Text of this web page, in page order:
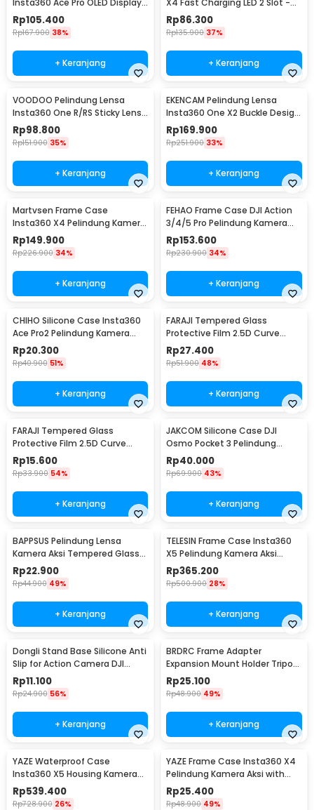
3 Slot - PRO-001
Rp105.400
Rp167.900 38%
+ Keranjang
CH2-X4-02
Rp86.300
Rp135.900 37%
+ Keranjang
VOODOO Pelindung Lensa
Insta360 One R/RS Sticky Lens
Guard Protector - VD105
Rp98.800
Rp151.900 35%
+ Keranjang
EKENCAM Pelindung Lensa
Insta360 One X2 Buckle Design
Lens Protector - KC120
Rp169.900
Rp251.900 33%
+ Keranjang
Martvsen Frame Case
Insta360 X4 Pelindung Kamera
Aksi Shockproof - MT-X4
Rp149.900
Rp226.900 34%
+ Keranjang
FEHAO Frame Case DJI Action
3/4/5 Pro Pelindung Kamera
Aksi Shockproof - F45
Rp153.600
Rp230.900 34%
+ Keranjang
CHIHO Silicone Case Insta360
Ace Pro2 Pelindung Kamera
Silikon - CH2
Rp20.300
Rp40.900 51%
+ Keranjang
FARAJI Tempered Glass
Protective Film 2.5D Curve
Insta360 Ace Pro2 - FR-25
Rp27.400
Rp51.900 48%
+ Keranjang
FARAJI Tempered Glass
Protective Film 2.5D Curve
Insta360 Ace Pro2 - FR-26
Rp15.600
Rp33.900 54%
+ Keranjang
JAKCOM Silicone Case DJI
Osmo Pocket 3 Pelindung
Kamera Silikon - JK-30
Rp40.000
Rp69.900 43%
+ Keranjang
BAPPSUS Pelindung Lensa
Kamera Aksi Tempered Glass
for Insta360 GO3s - BPS-30
Rp22.900
Rp44.900 49%
+ Keranjang
TELESIN Frame Case Insta360
X5 Pelindung Kamera Aksi
Cage Protection - S6-FMS-19-
TIS
Rp365.200
Rp500.900 28%
+ Keranjang
Dongli Stand Base Silicone Anti
Slip for Action Camera DJI
Pocket 3 - D-50
Rp11.100
Rp24.900 56%
+ Keranjang
BRDRC Frame Adapter
Expansion Mount Holder Tripod
DJI OSMO Pocket 3 - BR1
Rp25.100
Rp48.900 49%
+ Keranjang
YAZE Waterproof Case
Insta360 X5 Housing Kamera
Anti Air 50M - I3X5
Rp539.400
Rp728.900 26%
YAZE Frame Case Insta360 X4
Pelindung Kamera Aksi with
Cold Shoe - I3X4I
Rp25.400
Rp48.900 49%